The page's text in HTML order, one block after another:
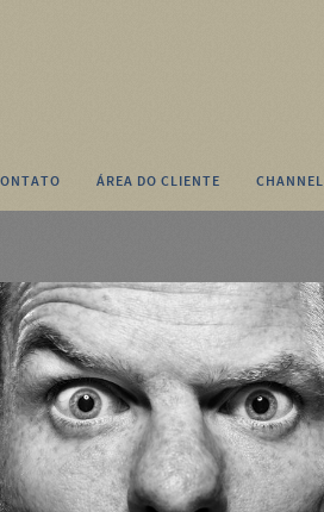
ÁREA DO CLIENTE CHANNEL